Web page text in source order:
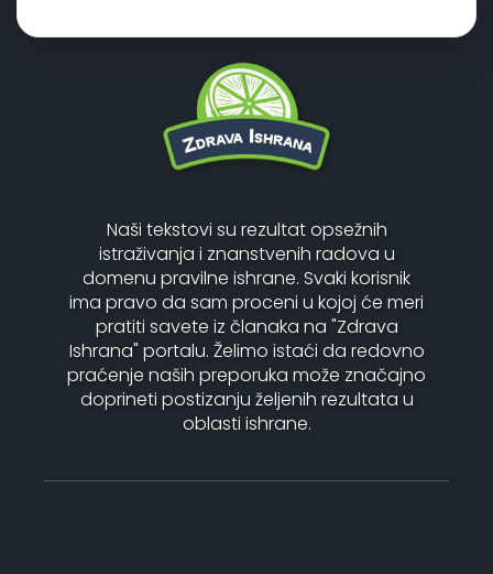
Naši tekstovi su rezultat opsežnih
istraživanja i znanstvenih radova u
domenu pravilne ishrane. Svaki korisnik
ima pravo da sam proceni u kojoj će meri
pratiti savete iz članaka na "Zdrava
Ishrana" portalu. Želimo istaći da redovno
praćenje naših preporuka može značajno
doprineti postizanju željenih rezultata u
oblasti ishrane.